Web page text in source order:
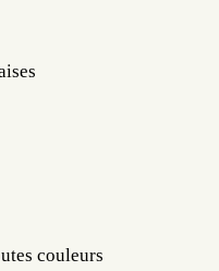
couleurs